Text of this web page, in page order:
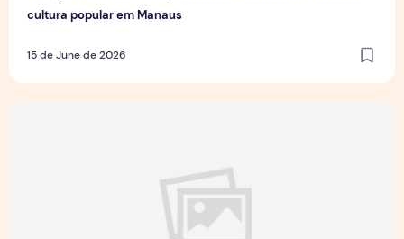
cultura popular em Manaus
15 de June de 2026